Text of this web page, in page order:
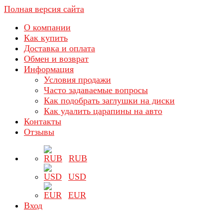
Полная версия сайта
О компании
Как купить
Доставка и оплата
Обмен и возврат
Информация
Условия продажи
Часто задаваемые вопросы
Как подобрать заглушки на диски
Как удалить царапины на авто
Контакты
Отзывы
RUB
USD
EUR
Вход